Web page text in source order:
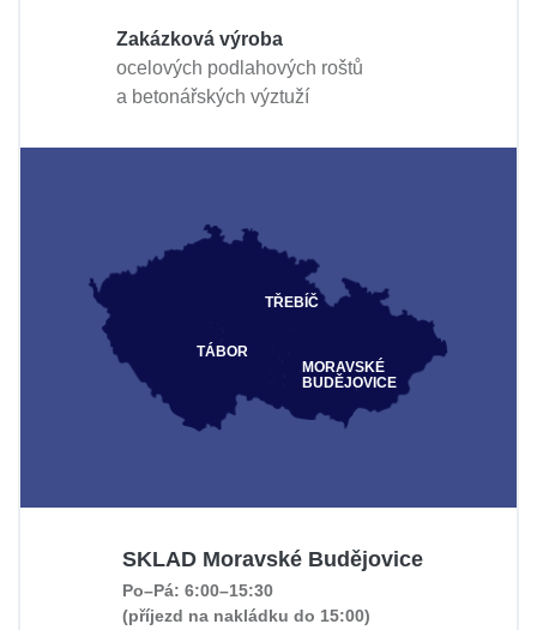
Zakázková výroba
ocelových podlahových roštů
a betonářských výztuží
MORAVSKÉ
BUDĚJOVICE
TÁBOR
TŘEBÍČ
SKLAD Moravské Budějovice
Po–Pá: 6:00–15:30
(příjezd na nakládku do 15:00)